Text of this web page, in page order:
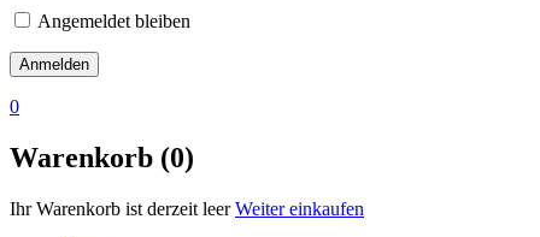
Angemeldet bleiben
0
Warenkorb (0)
Ihr Warenkorb ist derzeit leer Weiter einkaufen